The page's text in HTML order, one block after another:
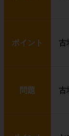
ポイント 古
問題 古